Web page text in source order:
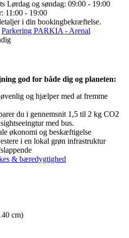
Lørdag og søndag: 09:00 - 19:00
11:00 - 19:00
i din bookingbekræftelse.
Parkering PARKIA - Arenal
god for både dig og planeten:
og hjælper med at fremme
du i gennemsnit 1,5 til 2 kg CO2
med bus.
økonomi og beskæftigelse
i en lokal grøn infrastruktur
& bæredygtighed
cm)